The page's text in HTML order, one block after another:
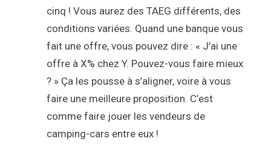
cinq ! Vous aurez des TAEG différents, des
conditions variées. Quand une banque vous
fait une offre, vous pouvez dire : « J’ai une
offre à X% chez Y. Pouvez-vous faire mieux
? » Ça les pousse à s’aligner, voire à vous
faire une meilleure proposition. C’est
comme faire jouer les vendeurs de
camping-cars entre eux !